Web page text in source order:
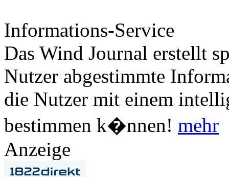
Informations-Service
Das Wind Journal erstellt
Nutzer abgestimmte
die Nutzer mit einem
bestimmen k�nnen! mehr
Anzeige